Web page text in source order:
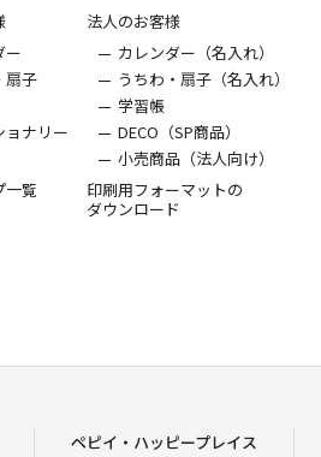
ー
扇子
ョナリー
一覧
法人のお客様
カレンダー（名入れ）
うちわ・扇子（名入れ）
学習帳
DECO（SP商品）
小売商品（法人向け）
印刷用フォーマットの
ダウンロード
ペピイ・ハッピープレイス